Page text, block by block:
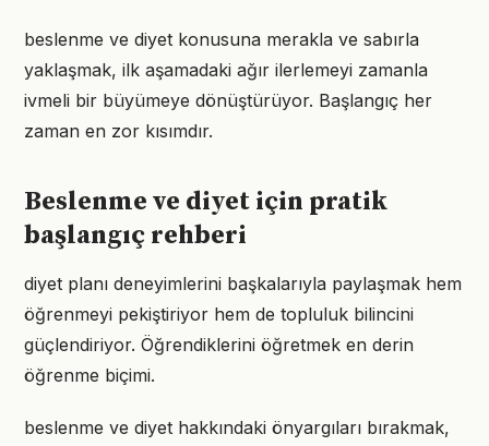
beslenme ve diyet konusuna merakla ve sabırla
yaklaşmak, ilk aşamadaki ağır ilerlemeyi zamanla
ivmeli bir büyümeye dönüştürüyor. Başlangıç her
zaman en zor kısımdır.
Beslenme ve diyet için pratik
başlangıç rehberi
diyet planı deneyimlerini başkalarıyla paylaşmak hem
öğrenmeyi pekiştiriyor hem de topluluk bilincini
güçlendiriyor. Öğrendiklerini öğretmek en derin
öğrenme biçimi.
beslenme ve diyet hakkındaki önyargıları bırakmak,